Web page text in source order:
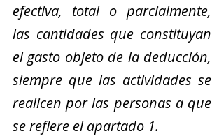
efectiva, total o parcialmente,
las cantidades que constituyan
el gasto objeto de la deducción,
siempre que las actividades se
realicen por las personas a que
se refiere el apartado 1.